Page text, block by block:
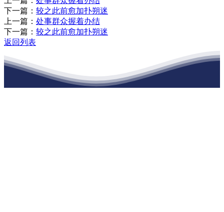
下一篇： 较之此前愈加扑朔迷
上一篇： 处事群众握着办结
下一篇： 较之此前愈加扑朔迷
返回列表